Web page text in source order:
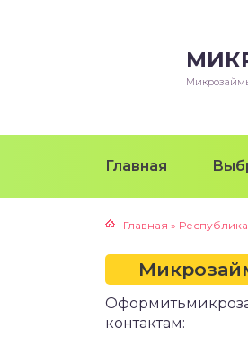
Главная
Главная »
контактам: